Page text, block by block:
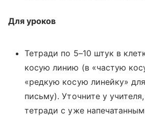
Для уроков
Тетради по 5–10 штук в
косую линию (в «частую
«редкую косую линейку»
письму). Уточните у
тетради с уже